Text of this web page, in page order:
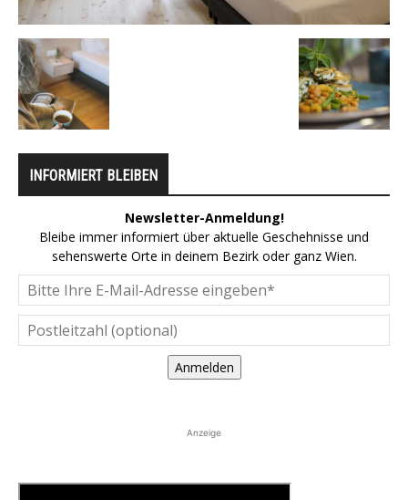
INFORMIERT BLEIBEN
Newsletter-Anmeldung!
Bleibe immer informiert über aktuelle Geschehnisse und
sehenswerte Orte in deinem Bezirk oder ganz Wien.
Anmelden
Anzeige